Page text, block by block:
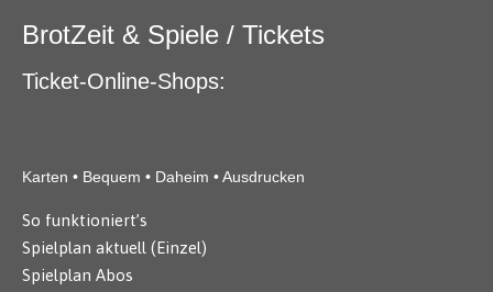
a
i
n
BrotZeit & Spiele / Tickets
Ticket-Online-Shops:
Karten • Bequem • Daheim • Ausdrucken
So funktioniert’s
Spielplan aktuell (Einzel)
Spielplan Abos